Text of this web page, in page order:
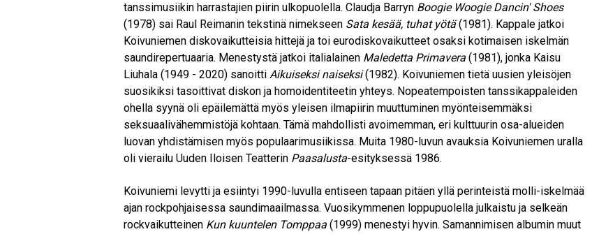
tanssimusiikin harrastajien piirin ulkopuolella. Claudja Barryn Boogie Woogie Dancin' Shoes
(1978) sai Raul Reimanin tekstinä nimekseen Sata kesää, tuhat yötä(1981). Kappale jatkoi
Koivuniemen diskovaikutteisia hittejä ja toi eurodiskovaikutteet osaksi kotimaisen iskelmän
saundirepertuaaria. Menestystä jatkoi italialainen Maledetta Primavera (1981), jonka Kaisu
Liuhala (1949 - 2020) sanoitti Aikuiseksi naiseksi(1982). Koivuniemen tietä uusien yleisöjen
suosikiksi tasoittivat diskon ja homoidentiteetin yhteys. Nopeatempoisten tanssikappaleiden
ohella syynä oli epäilemättä myös yleisen ilmapiirin muuttuminen myönteisemmäksi
seksuaalivähemmistöjä kohtaan. Tämä mahdollisti avoimemman, eri kulttuurin osa-alueiden
luovan yhdistämisen myös populaarimusiikissa. Muita 1980-luvun avauksia Koivuniemen uralla
oli vierailu Uuden Iloisen Teatterin Paasalusta-esityksessä 1986.
Koivuniemi levytti ja esiintyi 1990-luvulla entiseen tapaan pitäen yllä perinteistä molli-iskelmää
ajan rockpohjaisessa saundimaailmassa. Vuosikymmenen loppupuolella julkaistu ja selkeän
rockvaikutteinen Kun kuuntelen Tomppaa (1999) menestyi hyvin. Samannimisen albumin muut